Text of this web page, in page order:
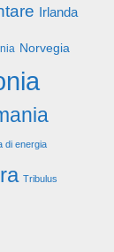
Irlanda
Norvegia
di energia
Tribulus